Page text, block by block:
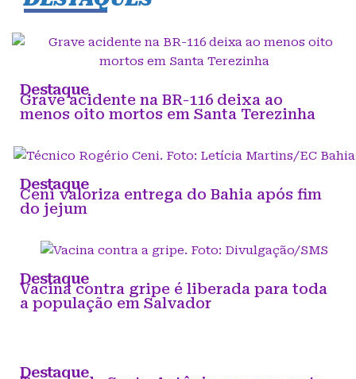
Destaque
Grave acidente na BR-116 deixa ao
menos oito mortos em Santa Terezinha
Destaque
Ceni valoriza entrega do Bahia após fim
do jejum
Destaque
Vacina contra gripe é liberada para toda
a população em Salvador
Destaque